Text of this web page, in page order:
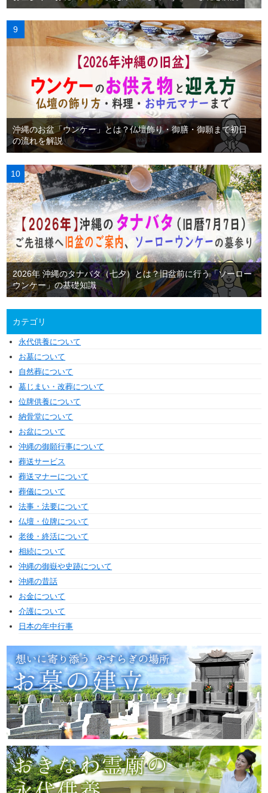
沖縄のお盆「ウンケー」とは？仏壇飾り・御膳・御願まで初日
の流れを解説
2026年 沖縄のタナバタ（七夕）とは？旧盆前に行う「ソーロー
ウンケー」の基礎知識
カテゴリ
永代供養について
お墓について
自然葬について
墓じまい・改葬について
位牌供養について
納骨堂について
お盆について
沖縄の御願行事について
葬送サービス
葬送マナーについて
葬儀について
法事・法要について
仏壇・位牌について
老後・終活について
相続について
沖縄の御嶽や史跡について
沖縄の昔話
お金について
介護について
日本の年中行事